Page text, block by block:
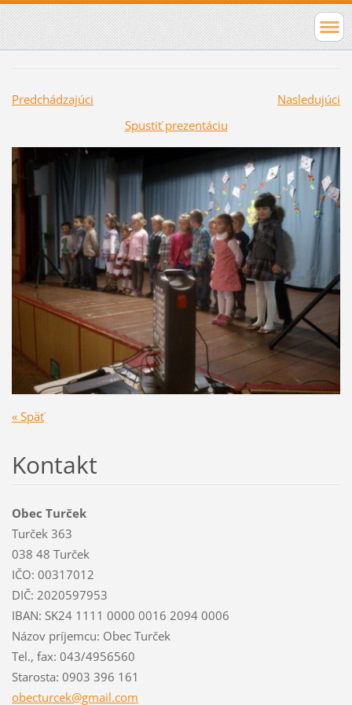
Predchádzajúci
Nasledujúci
Spustiť prezentáciu
« Späť
Kontakt
Obec Turček
Turček 363
038 48 Turček
IČO: 00317012
DIČ: 2020597953
IBAN: SK24 1111 0000 0016 2094 0006
Názov príjemcu: Obec Turček
Tel., fax: 043/4956560
Starosta: 0903 396 161
obecturcek@gmail.com